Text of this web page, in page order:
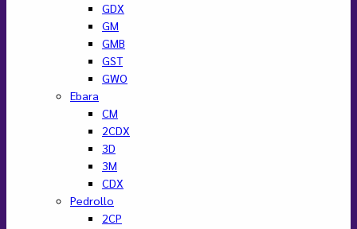
GDX
GM
GMB
GST
GWO
Ebara
CM
2CDX
3D
3M
CDX
Pedrollo
2CP